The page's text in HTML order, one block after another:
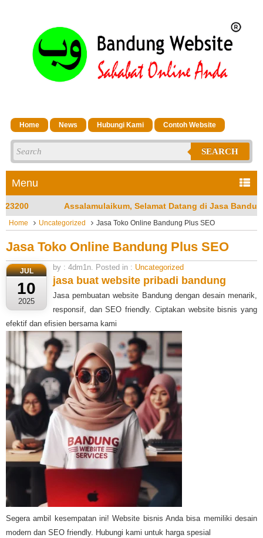
Home News Hubungi Kami Contoh Website
SEARCH
Menu
Selamat Datang di Jasa Bandung Website Merupakan Jasa
Home Uncategorized Jasa Toko Online Bandung Plus SEO
Jasa Toko Online Bandung Plus SEO
JUL
10
2025
by : 4dm1n. Posted in : Uncategorized
jasa buat website pribadi bandung
Jasa pembuatan website Bandung dengan desain menarik,
responsif, dan SEO friendly. Ciptakan website bisnis yang
efektif dan efisien bersama kami
Segera ambil kesempatan ini! Website bisnis Anda bisa memiliki desain
modern dan SEO friendly. Hubungi kami untuk harga spesial